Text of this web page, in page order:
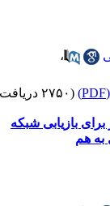
،
(۲۷۵۰ دریافت)
بازیابی شبکه
هم